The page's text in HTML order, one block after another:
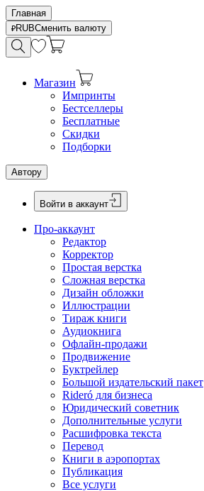
Главная
RUBСменить валюту
Магазин
Импринты
Бестселлеры
Бесплатные
Скидки
Подборки
Автору
Войти в аккаунт
Про-аккаунт
Редактор
Корректор
Простая верстка
Сложная верстка
Дизайн обложки
Иллюстрации
Тираж книги
Аудиокнига
Офлайн-продажи
Продвижение
Буктрейлер
Большой издательский пакет
Rideró для бизнеса
Юридический советник
Дополнительные услуги
Расшифровка текста
Перевод
Книги в аэропортах
Публикация
Все услуги